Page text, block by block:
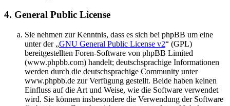
4. General Public License
Sie nehmen zur Kenntnis, dass es sich bei phpBB um eine
unter der „GNU General Public License v2“ (GPL)
bereitgestellten Foren-Software von phpBB Limited
(www.phpbb.com) handelt; deutschsprachige Informationen
werden durch die deutschsprachige Community unter
www.phpbb.de zur Verfügung gestellt. Beide haben keinen
Einfluss auf die Art und Weise, wie die Software verwendet
wird. Sie können insbesondere die Verwendung der Software